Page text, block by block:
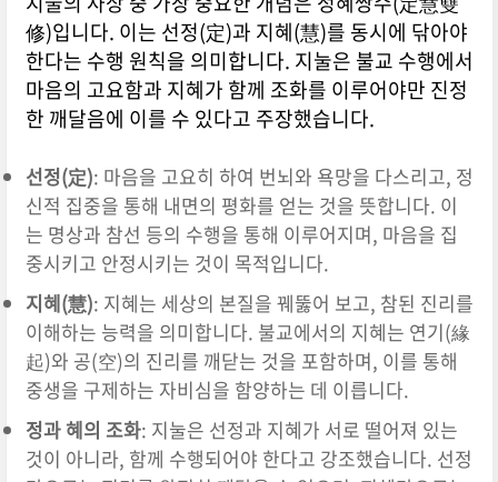
修)입니다. 이는 선정(定)과 지혜(慧)를 동시에 닦아야
한다는 수행 원칙을 의미합니다. 지눌은 불교 수행에서
마음의 고요함과 지혜가 함께 조화를 이루어야만 진정
한 깨달음에 이를 수 있다고 주장했습니다.
선정(定): 마음을 고요히 하여 번뇌와 욕망을 다스리고, 정
신적 집중을 통해 내면의 평화를 얻는 것을 뜻합니다. 이
는 명상과 참선 등의 수행을 통해 이루어지며, 마음을 집
중시키고 안정시키는 것이 목적입니다.
지혜(慧): 지혜는 세상의 본질을 꿰뚫어 보고, 참된 진리를
이해하는 능력을 의미합니다. 불교에서의 지혜는 연기(緣
起)와 공(空)의 진리를 깨닫는 것을 포함하며, 이를 통해
중생을 구제하는 자비심을 함양하는 데 이릅니다.
정과 혜의 조화: 지눌은 선정과 지혜가 서로 떨어져 있는
것이 아니라, 함께 수행되어야 한다고 강조했습니다. 선정